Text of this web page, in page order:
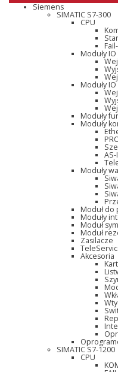
Siemens
SIMATIC S7-300
CPU
Moduły
Moduły
Moduły
Moduły
Moduły
Moduł do
Moduły
Moduł
Moduł
Zasilacze
Akcesoria
SIMATIC S7-1200
CPU